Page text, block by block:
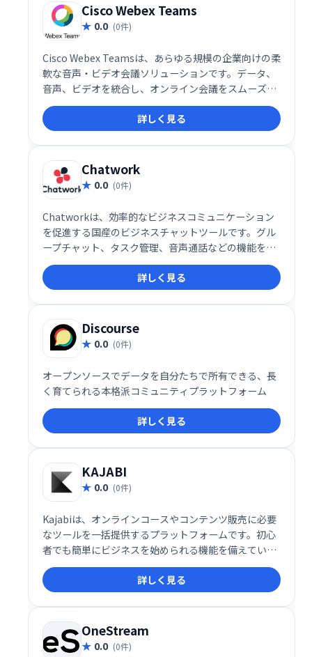
Cisco Webex Teams
0.0 (0件)
Cisco Webex Teamsは、あらゆる規模の企業向けの柔
軟な音声・ビデオ会議ソリューションです。データ、
音声、ビデオを統合し、オンライン会議をスムーズに
実施できます。リアルタイムでの共同作業を可能に
し、生産性向上に貢献します。様々なプランが用意さ
れており、企業規模やニーズに合わせた選択が可能で
す。
詳しく見る
Chatwork
0.0 (0件)
Chatworkは、効率的なビジネスコミュニケーション
を促進する国産のビジネスチャットツールです。グル
ープチャット、タスク管理、音声通話などの機能を備
え、小規模チームから大企業まで幅広くに対応してい
ます。SkypeやZoomに依存することなく、手軽に音
声やビデオ通話も行えます。
詳しく見る
Discourse
0.0 (0件)
オープンソースでデータを自分たちで所有できる、長
く育てられる本格派コミュニティプラットフォーム
詳しく見る
KAJABI
0.0 (0件)
Kajabiは、オンラインコースやコンテンツ販売に必要
なツールを一括提供するプラットフォームです。初心
者でも簡単にビジネスを始められる機能を備えていま
す。
詳しく見る
OneStream
0.0 (0件)